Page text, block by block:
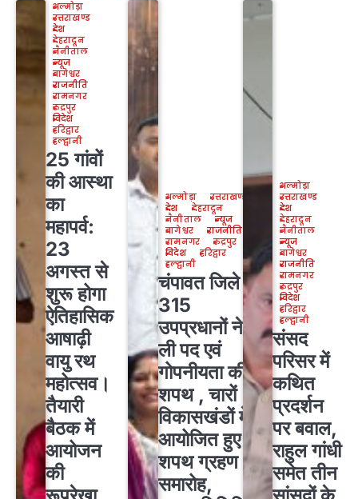
अल्मोड़ा
उत्तराखण्ड
देश
देहरादून
नैनीताल
न्यूज
बागेश्वर
राजनीति
रामनगर
रुद्रपुर
विदेश
हरिद्वार
हल्द्वानी
25 गांवों
की आस्था
का
महापर्व:
23
अगस्त से
शुरू होगा
ऐतिहासिक
आषाढ़ी
वायु रथ
महोत्सव।
तैयारी
बैठक में
आयोजन
की
अल्मोड़ा
उत्तराखण्ड
देश
देहरादून
नैनीताल
न्यूज
बागेश्वर
राजनीति
रामनगर
रुद्रपुर
विदेश
हरिद्वार
हल्द्वानी
चंपावत जिले के
315
उपप्रधानों ने
ली पद एवं
गोपनीयता की
शपथ , चारों
विकासखंडों में
आयोजित हुए
शपथ ग्रहण
समारोह,
अल्मोड़ा
उत्तराखण्ड
देश
देहरादून
नैनीताल
न्यूज
बागेश्वर
राजनीति
रामनगर
रुद्रपुर
विदेश
हरिद्वार
हल्द्वानी
संसद
परिसर में
कथित
प्रदर्शन
पर बवाल,
राहुल गांधी
समेत तीन